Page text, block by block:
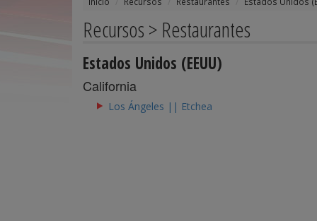
Recursos > Restaurantes
Estados Unidos (EEUU)
California
Los Ángeles || Etchea